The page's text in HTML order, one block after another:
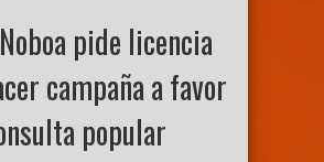
pide licencia
campaña a favor
popular